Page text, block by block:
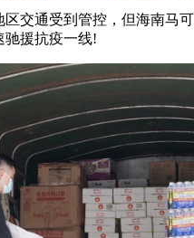
通受到管控，但海南马可
驰援抗疫一线!